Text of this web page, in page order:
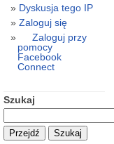
Dyskusja tego IP
Zaloguj się
Zaloguj przy
pomocy
Facebook
Connect
Szukaj